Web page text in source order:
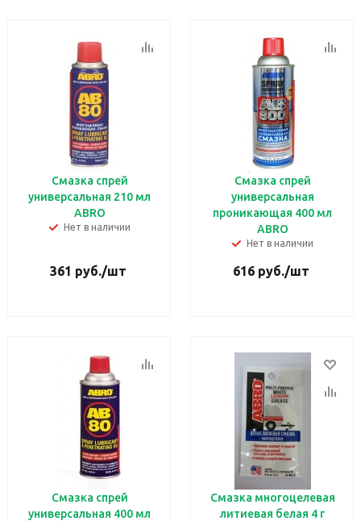
Смазка спрей
универсальная 210 мл
ABRO
Нет в наличии
361 руб./шт
Смазка спрей
универсальная
проникающая 400 мл
ABRO
Нет в наличии
616руб./шт
Смазка спрей
универсальная 400 мл
Смазка многоцелевая
литиевая белая 4 г